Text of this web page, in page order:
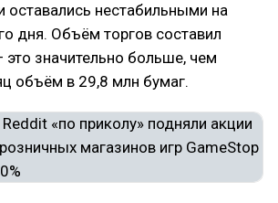
оставались нестабильными на
дня. Объём торгов составил
значительно больше, чем
объём в 29,8 млн бумаг.